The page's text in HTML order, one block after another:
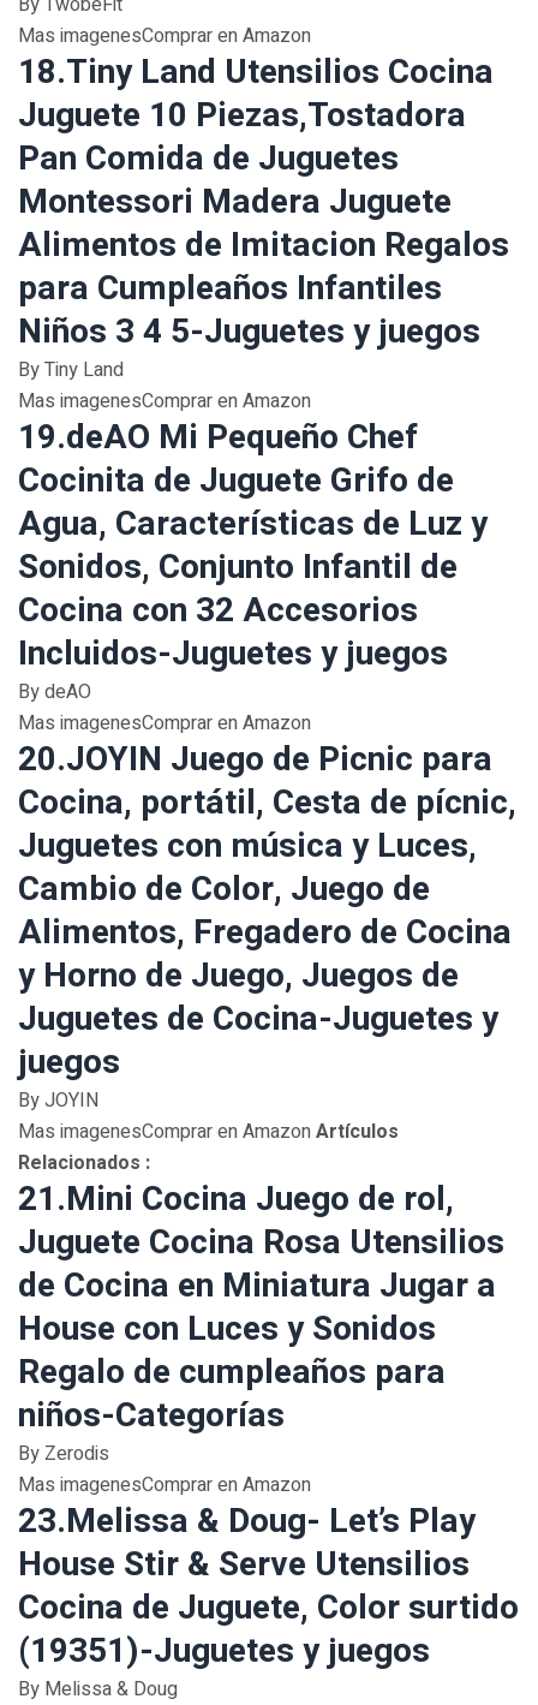
Mas imagenesComprar en Amazon
18.Tiny Land Utensilios Cocina
Juguete 10 Piezas,Tostadora
Pan Comida de Juguetes
Montessori Madera Juguete
Alimentos de Imitacion Regalos
para Cumpleaños Infantiles
Niños 3 4 5-Juguetes y juegos
By Tiny Land
Mas imagenesComprar en Amazon
19.deAO Mi Pequeño Chef
Cocinita de Juguete Grifo de
Agua, Características de Luz y
Sonidos, Conjunto Infantil de
Cocina con 32 Accesorios
Incluidos-Juguetes y juegos
By deAO
Mas imagenesComprar en Amazon
20.JOYIN Juego de Picnic para
Cocina, portátil, Cesta de pícnic,
Juguetes con música y Luces,
Cambio de Color, Juego de
Alimentos, Fregadero de Cocina
y Horno de Juego, Juegos de
Juguetes de Cocina-Juguetes y
juegos
By JOYIN
Mas imagenesComprar en AmazonArtículos
Relacionados :
21.Mini Cocina Juego de rol,
Juguete Cocina Rosa Utensilios
de Cocina en Miniatura Jugar a
House con Luces y Sonidos
Regalo de cumpleaños para
niños-Categorías
By Zerodis
Mas imagenesComprar en Amazon
23.Melissa & Doug- Let’s Play
House Stir & Serve Utensilios
Cocina de Juguete, Color surtido
(19351)-Juguetes y juegos
By Melissa & Doug